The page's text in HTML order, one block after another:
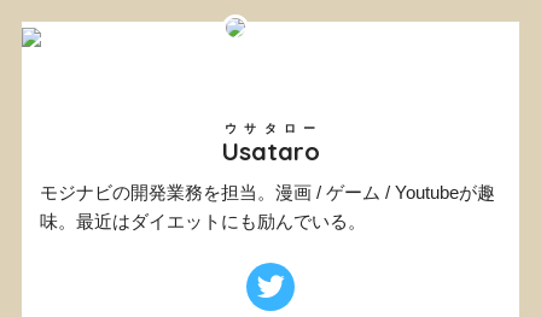
Usataro
ウサタロー
モジナビの開発業務を担当。漫画 / ゲーム / Youtubeが趣
味。最近はダイエットにも励んでいる。